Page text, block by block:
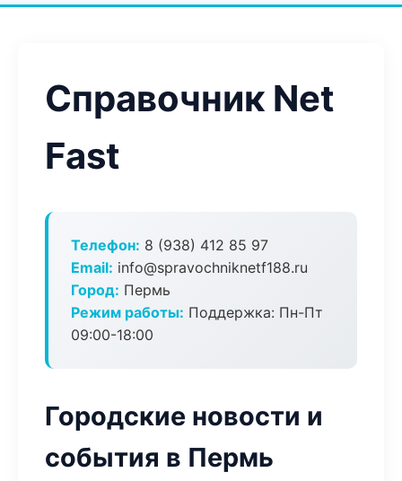
Справочник Net
Fast
Телефон: 8 (938) 412 85 97
Email: info@spravochniknetf188.ru
Город: Пермь
Режим работы: Поддержка: Пн-Пт
09:00-18:00
Городские новости и
события в Пермь